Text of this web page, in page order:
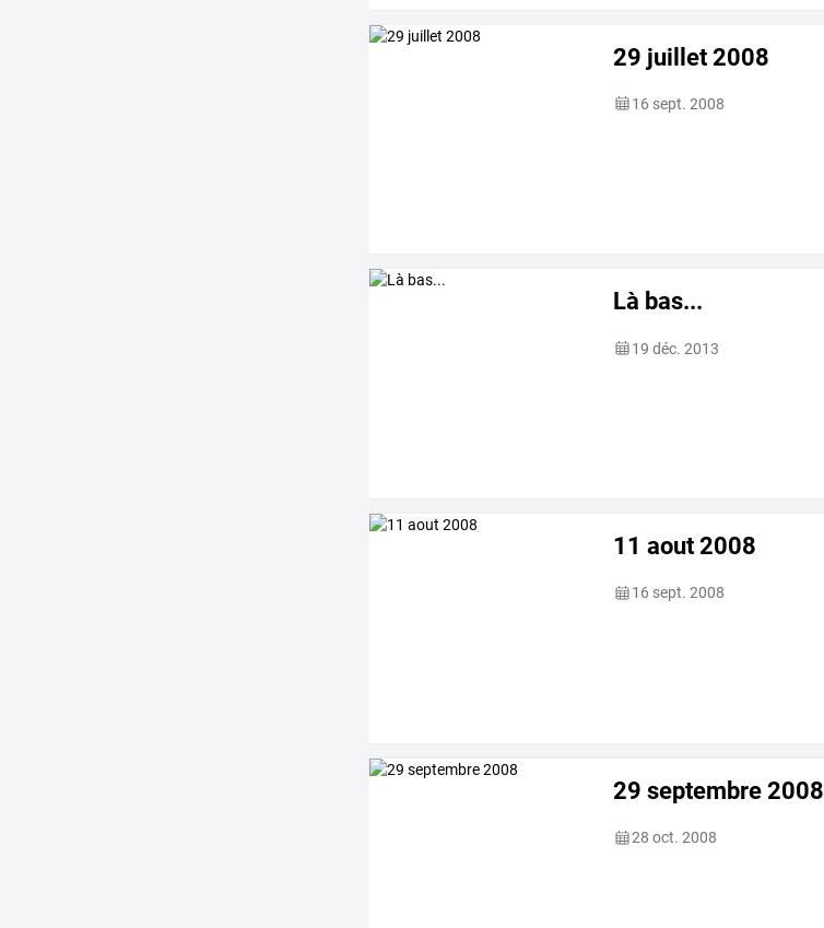
29 juillet 2008
16 sept. 2008
Là bas...
19 déc. 2013
11 aout 2008
16 sept. 2008
29 septembre 2008
28 oct. 2008